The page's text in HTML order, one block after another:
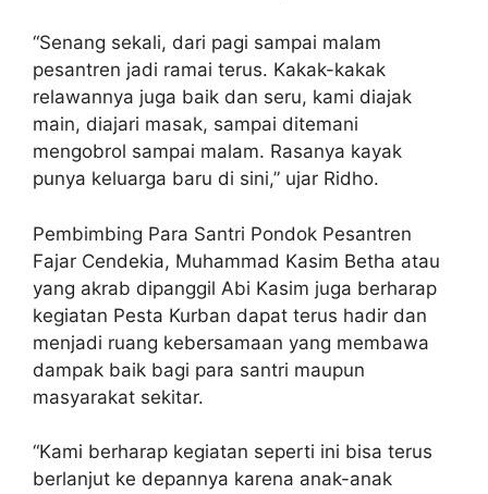
“Senang sekali, dari pagi sampai malam
pesantren jadi ramai terus. Kakak-kakak
relawannya juga baik dan seru, kami diajak
main, diajari masak, sampai ditemani
mengobrol sampai malam. Rasanya kayak
punya keluarga baru di sini,” ujar Ridho.
Pembimbing Para Santri Pondok Pesantren
Fajar Cendekia, Muhammad Kasim Betha atau
yang akrab dipanggil Abi Kasim juga berharap
kegiatan Pesta Kurban dapat terus hadir dan
menjadi ruang kebersamaan yang membawa
dampak baik bagi para santri maupun
masyarakat sekitar.
“Kami berharap kegiatan seperti ini bisa terus
berlanjut ke depannya karena anak-anak